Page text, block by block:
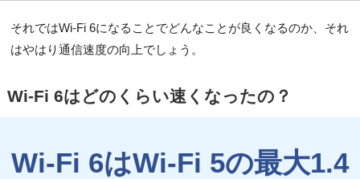
それではWi-Fi 6になることでどんなことが良くなるのか、それ
はやはり通信速度の向上でしょう。
Wi-Fi 6はどのくらい速くなったの？
Wi-Fi 6はWi-Fi 5の最大1.4